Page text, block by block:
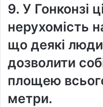
9. У Гонконзі
нерухомість
що деякі
дозволити
площею
метри.